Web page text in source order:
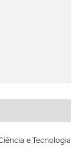
e Tecnologia